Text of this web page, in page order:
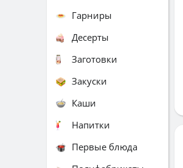
Гарниры
Десерты
Заготовки
Закуски
Каши
Напитки
Первые блюда